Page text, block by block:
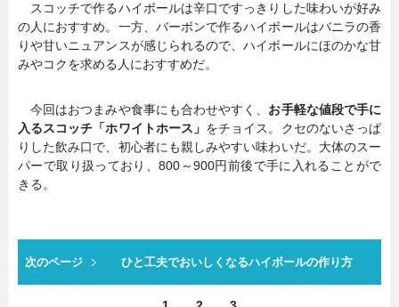
スコッチで作るハイボールは辛口ですっきりした味わいが好み
の人におすすめ。一方、バーボンで作るハイボールはバニラの香
りや甘いニュアンスが感じられるので、ハイボールにほのかな甘
みやコクを求める人におすすめだ。
今回はおつまみや食事にも合わせやすく、 お手軽な値段で手に
入るスコッチ「ホワイトホース」 をチョイス。クセのないさっぱ
りした飲み口で、初心者にも親しみやすい味わいだ。大体のスー
パーで取り扱っており、800～900円前後で手に入れることがで
きる。
次のページ ひと工夫でおいしくなるハイボールの作り方